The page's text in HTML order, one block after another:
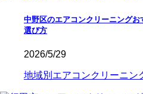
中野区のエアコンクリーニング
選び方
2026/5/29
地域別エアコンクリーニン